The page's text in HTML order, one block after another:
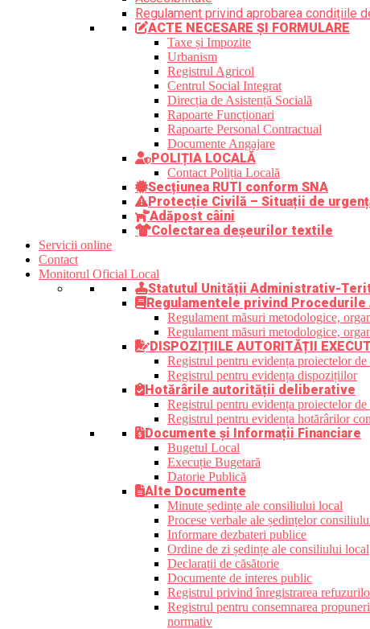
Regulament privind aprobarea condițiile
ACTE NECESARE ȘI FORMULARE
Taxe și Impozite
Urbanism
Registrul Agricol
Centrul Social Integrat
Direcția de Asistență Socială
Rapoarte Funcționari
Rapoarte Personal Contractual
Documente Angajare
POLIȚIA LOCALĂ
Contact Poliția Locală
Secțiunea RUTI conform SNA
Protecție Civilă – Situații de
Adăpost câini
Colectarea deșeurilor textile
Servicii online
Contact
Monitorul Oficial Local
Statutul Unității Administrativ-
Regulamentele privind
Regulament măsuri metodologice,
Regulament măsuri metodologice,
DISPOZIȚIILE AUTORITĂȚII
Registrul pentru evidența proiectelor
Registrul pentru evidența dispozițiilor
Hotărârile autorității deliberative
Registrul pentru evidența proiectelor
Registrul pentru evidența hotărârilor
Documente și Informații Financiare
Bugetul Local
Execuție Bugetară
Datorie Publică
Alte Documente
Minute ședințe ale consiliului local
Procese verbale ale ședințelor
Informare dezbateri publice
Ordine de zi ședințe ale consiliului local
Declarații de căsătorie
Documente de interes public
Registrul privind înregistrarea
Registrul pentru consemnarea
normativ